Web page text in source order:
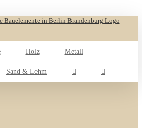
Holz Metall
Sand & Lehm